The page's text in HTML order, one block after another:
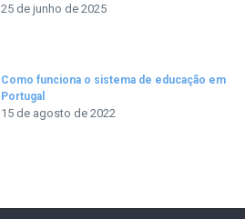
25 de junho de 2025
Como funciona o sistema de educação em
Portugal
15 de agosto de 2022